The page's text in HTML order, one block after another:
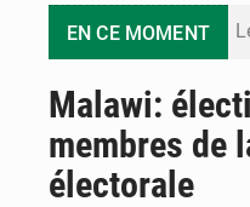
EN CE MOMENT
Malawi:
membres de
électorale